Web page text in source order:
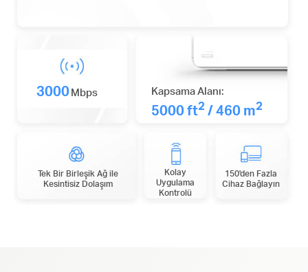
3000Mbps Kapsama Alanı:
5000 ft2/ 460 m2
Tek Bir Birleşik Ağ ile
Kesintisiz Dolaşım
Kolay
Uygulama
Kontrolü
150'den Fazla
Cihaz Bağlayın